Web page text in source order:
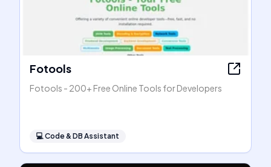
Fotools
Fotools - 200+ Free Online Tools for Developers
💻Code & DB Assistant